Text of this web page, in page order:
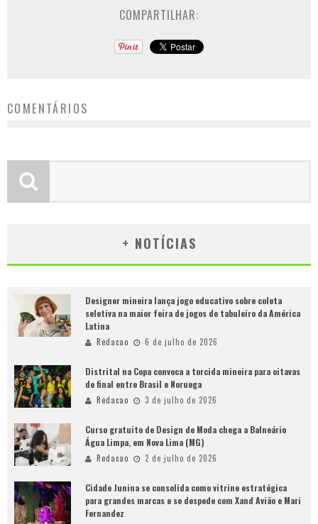
COMPARTILHAR:
COMENTÁRIOS
+ NOTÍCIAS
Designer mineira lança jogo educativo sobre coleta
seletiva na maior feira de jogos de tabuleiro da América
Latina
Redacao 6 de julho de 2026
Distrital na Copa convoca a torcida mineira para oitavas
de final entre Brasil e Noruega
Redacao 3 de julho de 2026
Curso gratuito de Design de Moda chega a Balneário
Água Limpa, em Nova Lima (MG)
Redacao 2 de julho de 2026
Cidade Junina se consolida como vitrine estratégica
para grandes marcas e se despede com Xand Avião e Mari
Fernandez